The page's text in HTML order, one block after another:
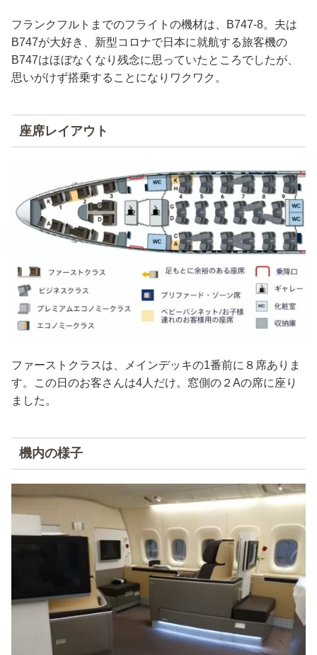
フランクフルトまでのフライトの機材は、B747-8。夫は
B747が大好き、新型コロナで日本に就航する旅客機の
B747はほぼなくなり残念に思っていたところでしたが、
思いがけず搭乗することになりワクワク。
座席レイアウト
ファーストクラスは、メインデッキの1番前に８席ありま
す。この日のお客さんは4人だけ。窓側の２Aの席に座り
ました。
機内の様子